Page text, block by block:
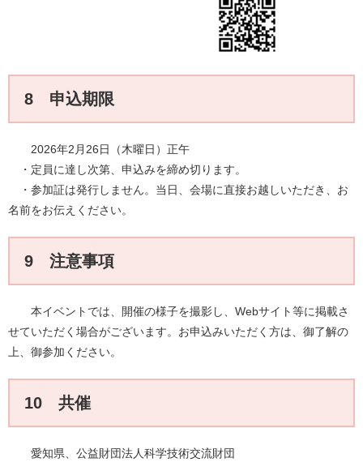
8 申込期限
2026年2月26日（木曜日）正午
・定員に達し次第、申込みを締め切ります。
・参加証は発行しません。当日、会場に直接お越しいただき、お
名前をお伝えください。
9 注意事項
本イベントでは、開催の様子を撮影し、Webサイト等に掲載さ
せていただく場合がございます。お申込みいただく方は、御了解の
上、御参加ください。
10 共催
愛知県、公益財団法人科学技術交流財団